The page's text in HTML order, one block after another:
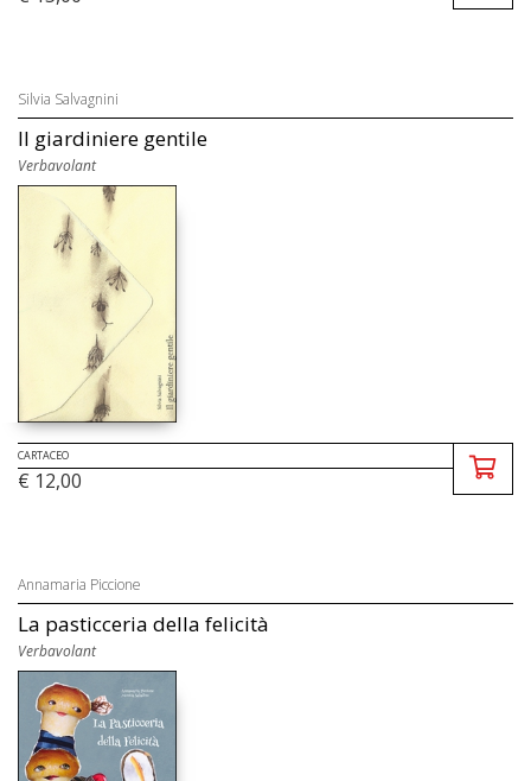
Silvia Salvagnini
Il giardiniere gentile
Verbavolant
CARTACEO
€ 12,00
Annamaria Piccione
La pasticceria della felicità
Verbavolant